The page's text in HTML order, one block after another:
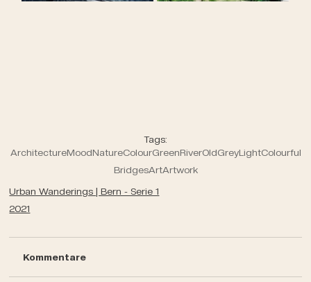
Tags:
ArchitectureMoodNatureColourGreenRiverOldGreyLightColourful
BridgesArtArtwork
Urban Wanderings | Bern - Serie 1
2021
Kommentare